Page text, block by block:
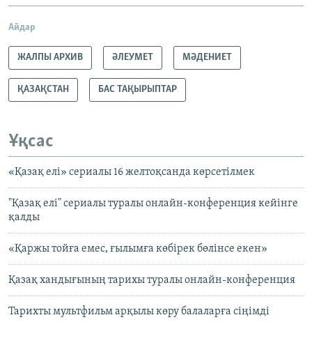
Айдар
ЖАЛПЫ АРХИВ ӘЛЕУМЕТ МӘДЕНИЕТ
ҚАЗАҚСТАН БАС ТАҚЫРЫПТАР
Ұқсас
«Қазақ елі» сериалы 16 желтоқсанда көрсетілмек
"Қазақ елі" сериалы туралы онлайн-конференция кейінге
қалды
«Қаржы тойға емес, ғылымға көбірек бөлінсе екен»
Қазақ хандығының тарихы туралы онлайн-конференция
Тарихты мультфильм арқылы көру балаларға сіңімді